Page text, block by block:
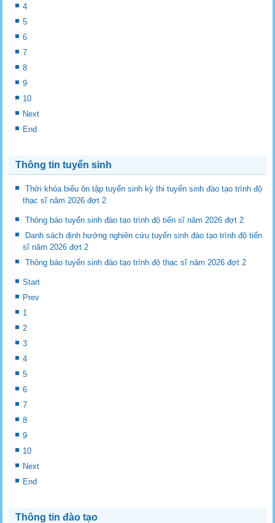
4
5
6
7
8
9
10
Next
End
Thông tin tuyển sinh
Thời khóa biểu ôn tập tuyển sinh kỳ thi tuyển sinh đào tạo trình độ
thạc sĩ năm 2026 đợt 2
Thông báo tuyển sinh đào tạo trình độ tiến sĩ năm 2026 đợt 2
Danh sách định hướng nghiên cứu tuyển sinh đào tạo trình độ tiến
sĩ năm 2026 đợt 2
Thông báo tuyển sinh đào tạo trình độ thạc sĩ năm 2026 đợt 2
Start
Prev
1
2
3
4
5
6
7
8
9
10
Next
End
Thông tin đào tạo